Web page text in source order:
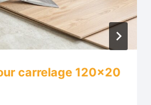
carrelage 120×20